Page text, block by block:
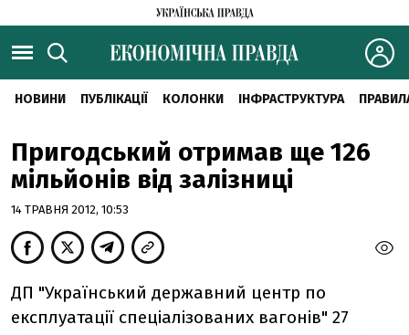
НОВИНИ ПУБЛІКАЦІЇ КОЛОНКИ ІНФРАСТРУКТУРА
Пригодський отримав ще 126
мільйонів від залізниці
14 ТРАВНЯ 2012, 10:53
ДП "Український державний центр по
експлуатації спеціалізованих вагонів" 27